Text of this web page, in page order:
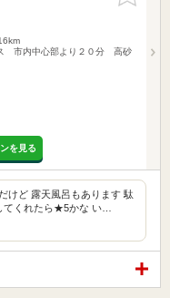
市内中心部より２０分 高砂
を見る
けど 露天風呂もあります 駄
てくれたら★5かな い…